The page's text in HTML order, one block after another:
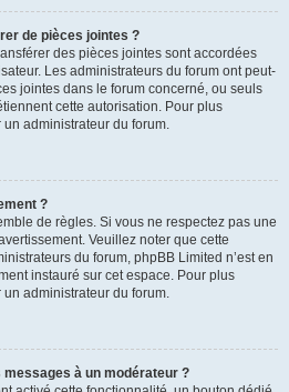
de pièces jointes ?
des pièces jointes sont accordées
Les administrateurs du forum ont peut-
jointes dans le forum concerné, ou seuls
cette autorisation. Pour plus
administrateur du forum.
?
de règles. Si vous ne respectez pas une
Veuillez noter que cette
du forum, phpBB Limited n’est en
instauré sur cet espace. Pour plus
administrateur du forum.
à un modérateur ?